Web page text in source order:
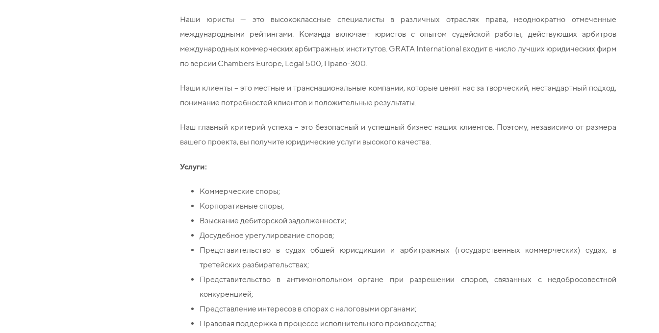
Наши юристы — это высококлассные специалисты в различных отраслях права, неоднократно отмеченные
международными рейтингами. Команда включает юристов с опытом судейской работы, действующих арбитров
международных коммерческих арбитражных институтов. GRATA International входит в число лучших юридических фирм
по версии Chambers Europe, Legal 500, Право-300.
Наши клиенты – это местные и транснациональные компании, которые ценят нас за творческий, нестандартный подход,
понимание потребностей клиентов и положительные результаты.
Наш главный критерий успеха – это безопасный и успешный бизнес наших клиентов. Поэтому, независимо от размера
вашего проекта, вы получите юридические услуги высокого качества.
Услуги:
Коммерческие споры;
Корпоративные споры;
Взыскание дебиторской задолженности;
Досудебное урегулирование споров;
Представительство в судах общей юрисдикции и арбитражных (государственных коммерческих) судах, в
третейских разбирательствах;
Представительство в антимонопольном органе при разрешении споров, связанных с недобросовестной
конкуренцией;
Представление интересов в спорах с налоговыми органами;
Правовая поддержка в процессе исполнительного производства;